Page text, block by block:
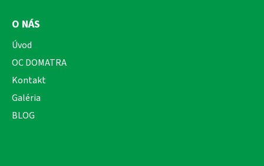
O NÁS
Úvod
OC DOMATRA
Kontakt
Galéria
BLOG